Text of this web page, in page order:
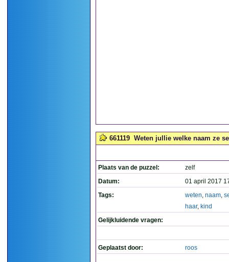
661119 Weten jullie welke naam ze
Plaats van de puzzel:
zelf
Datum:
01 april 2017
Tags:
weten, naam,
haar, kind
Gelijkluidende vragen:
Geplaatst door: roos